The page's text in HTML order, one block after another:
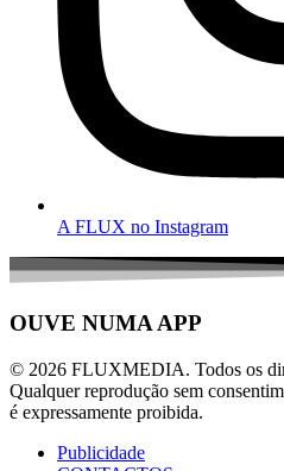
A FLUX no Instagram
OUVE NUMA APP
© 2026 FLUXMEDIA. Todos os
Qualquer reprodução sem
é expressamente proibida.
Publicidade